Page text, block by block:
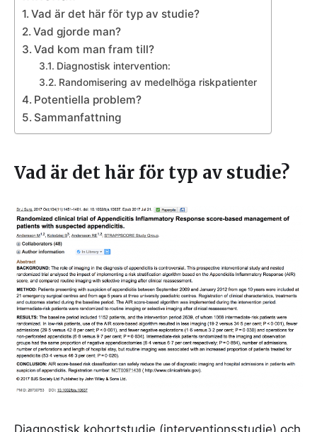
Vad är det här för typ av studie?
Vad gjorde man?
Vad kom man fram till?
Diagnostisk intervention:
Randomisering av medelhöga riskpatienter
Potentiella problem?
Sammanfattning
Vad är det här för typ av studie?
Diagnostisk kohortstudie (interventionsstudie) och